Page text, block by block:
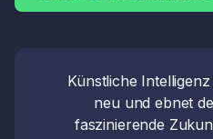
Künstliche
neu und ebnet
faszinierende